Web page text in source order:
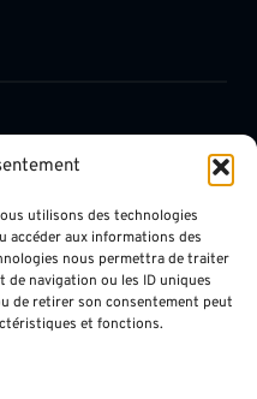
utilisons des technologies
accéder aux informations des
nous permettra de traiter
de navigation ou les ID uniques
de retirer son consentement peut
et fonctions.